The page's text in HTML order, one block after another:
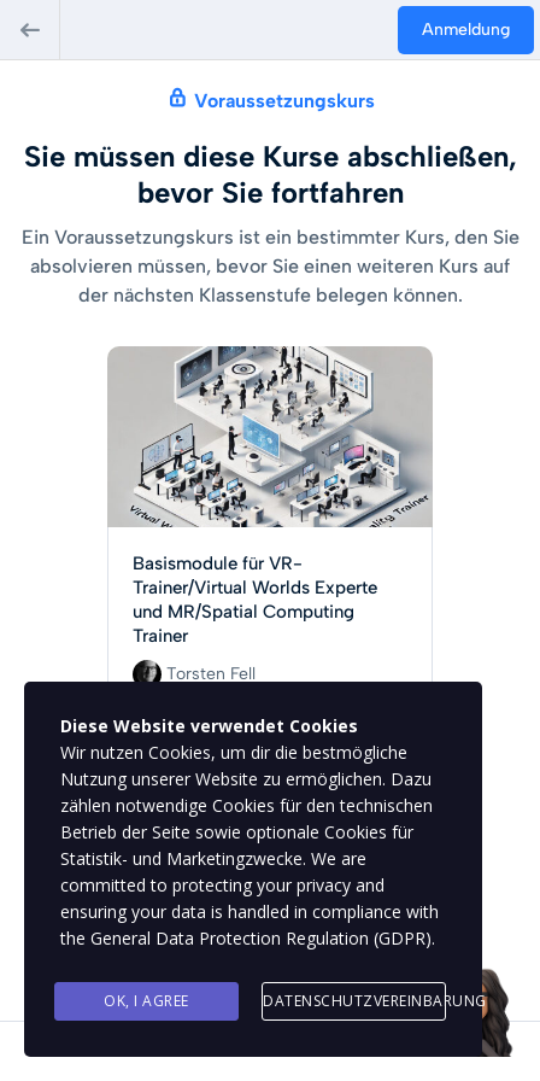
Anmeldung
Voraussetzungskurs
Sie müssen diese Kurse abschließen,
bevor Sie fortfahren
Ein Voraussetzungskurs ist ein bestimmter Kurs, den Sie
absolvieren müssen, bevor Sie einen weiteren Kurs auf
der nächsten Klassenstufe belegen können.
Basismodule für VR-
Trainer/Virtual Worlds Experte
und MR/Spatial Computing
Trainer
Torsten Fell
Beginner 599 EUR
Bekomme Es Nun
Diese Website verwendet Cookies
Wir nutzen Cookies, um dir die bestmögliche
Nutzung unserer Website zu ermöglichen. Dazu
zählen notwendige Cookies für den technischen
Betrieb der Seite sowie optionale Cookies für
Statistik- und Marketingzwecke. We are
committed to protecting your privacy and
ensuring your data is handled in compliance with
the General Data Protection Regulation (GDPR).
OK, I AGREE DATENSCHUTZVEREINBARUNG